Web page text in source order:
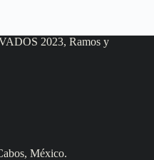
2023, Ramos y
México.